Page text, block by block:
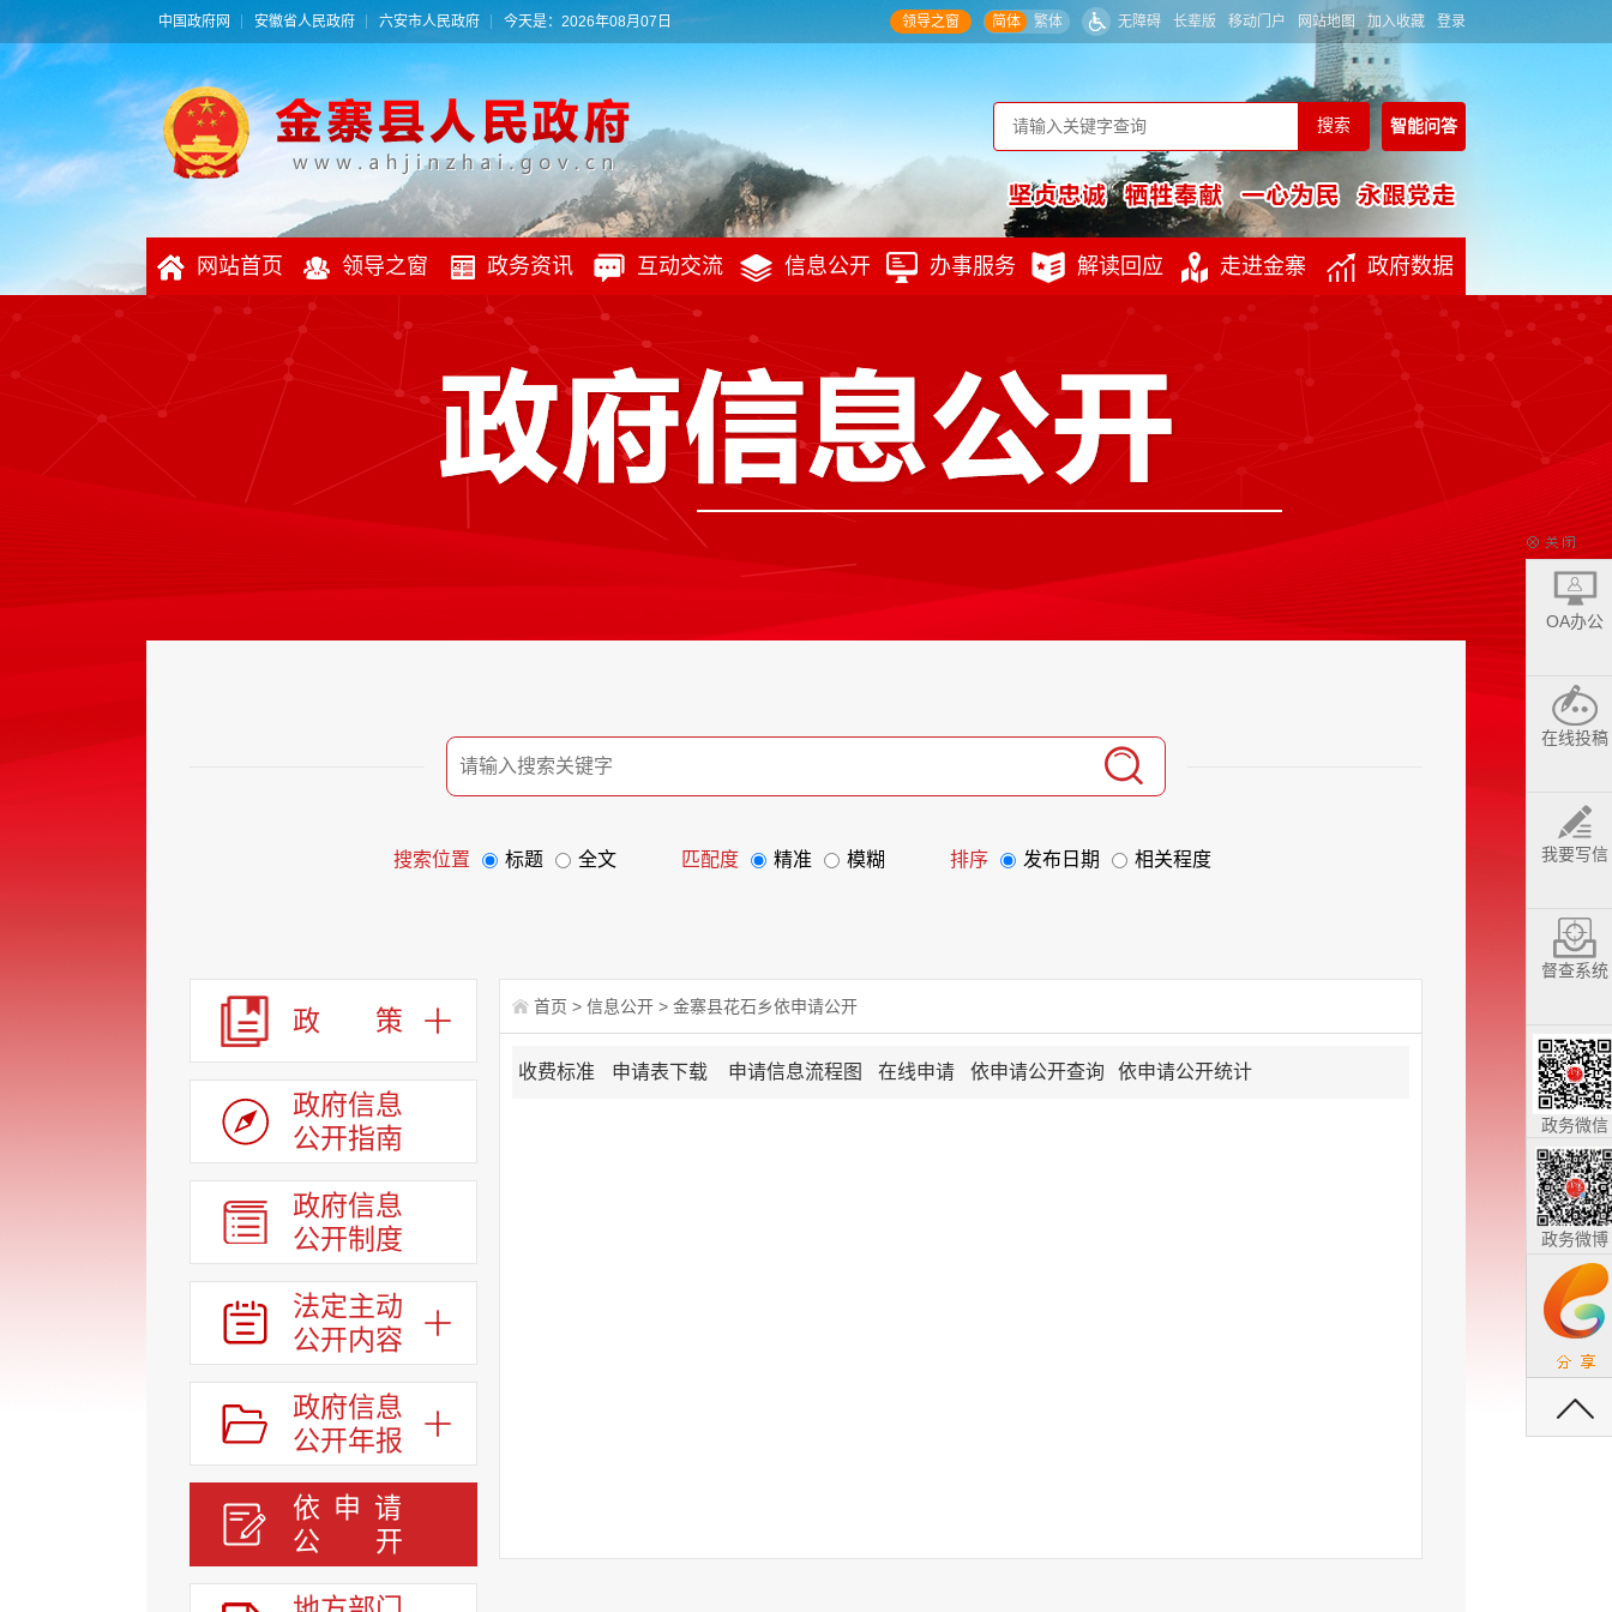
中国政府网 安徽省人民政府 六安市人民政府 今天是：2026年08月07日 领导之窗 简体 繁体 无障碍 长辈版 移动门户 网站地图 加入收藏 登录
智能问答
网站首页 领导之窗 政务资讯 互动交流 信息公开 办事服务 解读回应 走进金寨 政府数据
搜索位置 标题 全文 匹配度 精准 模糊 排序 发布日期 相关程度
政 策
政府信息
公开指南
政府信息
公开制度
法定主动
公开内容
政府信息
公开年报
依申请
公
开
首页 > 信息公开 > 金寨县花石乡依申请公开
收费标准 申请表下载 申请信息流程图 在线申请 依申请公开查询 依申请公开统计
OA办公
在线投稿
我要写信
督查系统
政务微信
政务微博